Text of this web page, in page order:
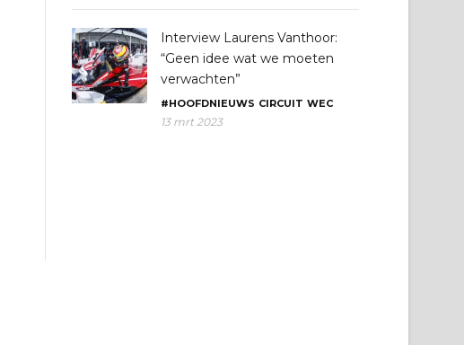
Interview Laurens Vanthoor:
“Geen idee wat we moeten
verwachten”
#HOOFDNIEUWS CIRCUIT WEC
13 mrt 2023